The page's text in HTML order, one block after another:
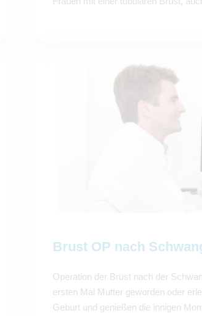
Brust OP nach
Operation der Brust nach der
ersten Mal Mutter geworden oder
Geburt und genießen die innigen